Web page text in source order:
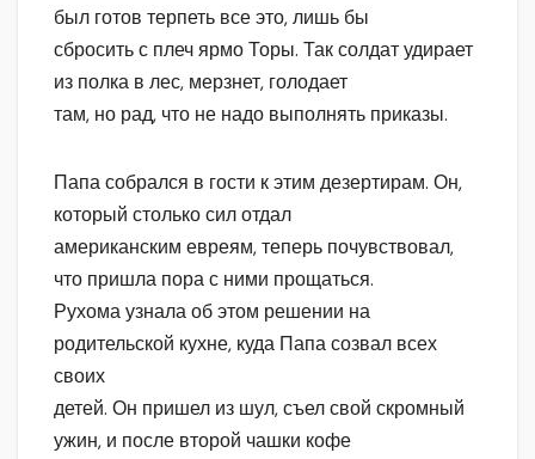
был готов терпеть все это, лишь бы
сбросить с плеч ярмо Торы. Так солдат удирает
из полка в лес, мерзнет, голодает
там, но рад, что не надо выполнять приказы.
Папа собрался в гости к этим дезертирам. Он,
который столько сил отдал
американским евреям, теперь почувствовал,
что пришла пора с ними прощаться.
Рухома узнала об этом решении на
родительской кухне, куда Папа созвал всех
своих
детей. Он пришел из шул, съел свой скромный
ужин, и после второй чашки кофе